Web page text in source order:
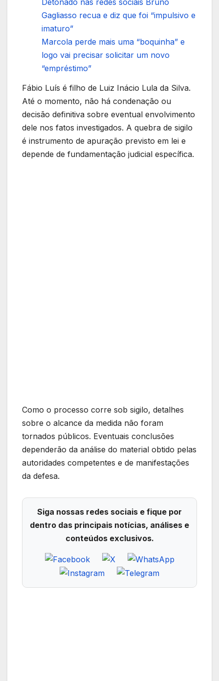
Detonado nas redes sociais Bruno
Gagliasso recua e diz que foi “impulsivo e
imaturo”
Marcola perde mais uma “boquinha” e
logo vai precisar solicitar um novo
“empréstimo”
Fábio Luís é filho de Luiz Inácio Lula da Silva.
Até o momento, não há condenação ou
decisão definitiva sobre eventual envolvimento
dele nos fatos investigados. A quebra de sigilo
é instrumento de apuração previsto em lei e
depende de fundamentação judicial específica.
Como o processo corre sob sigilo, detalhes
sobre o alcance da medida não foram
tornados públicos. Eventuais conclusões
dependerão da análise do material obtido pelas
autoridades competentes e de manifestações
da defesa.
Siga nossas redes sociais e fique por
dentro das principais notícias, análises e
conteúdos exclusivos.